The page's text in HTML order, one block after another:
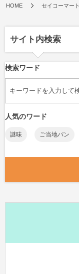
HOME セイコーマート
サイト内検索
検索ワード
人気のワード
謎味 ご当地パン